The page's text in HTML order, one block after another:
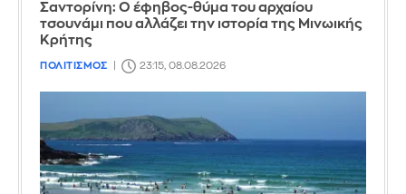
Σαντορίνη: Ο έφηβος-θύμα του αρχαίου
τσουνάμι που αλλάζει την ιστορία της Μινωικής
Κρήτης
ΠΟΛΙΤΙΣΜΟΣ 23:15, 08.08.2026